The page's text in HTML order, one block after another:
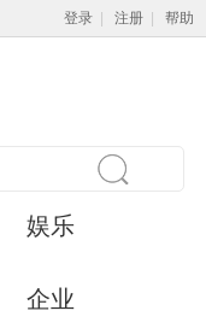
登录 注册 帮助
娱乐
企业